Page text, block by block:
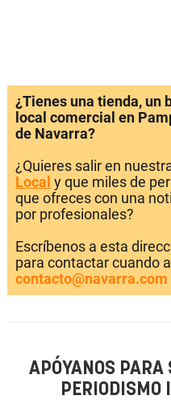
¿Tienes una tienda, un
local comercial en
de Navarra?
¿Quieres salir en
Local y que miles de
que ofreces con una
por profesionales?
Escríbenos a esta
para contactar cuando
contacto@navarra.com
APÓYANOS PARA
PERIODISMO